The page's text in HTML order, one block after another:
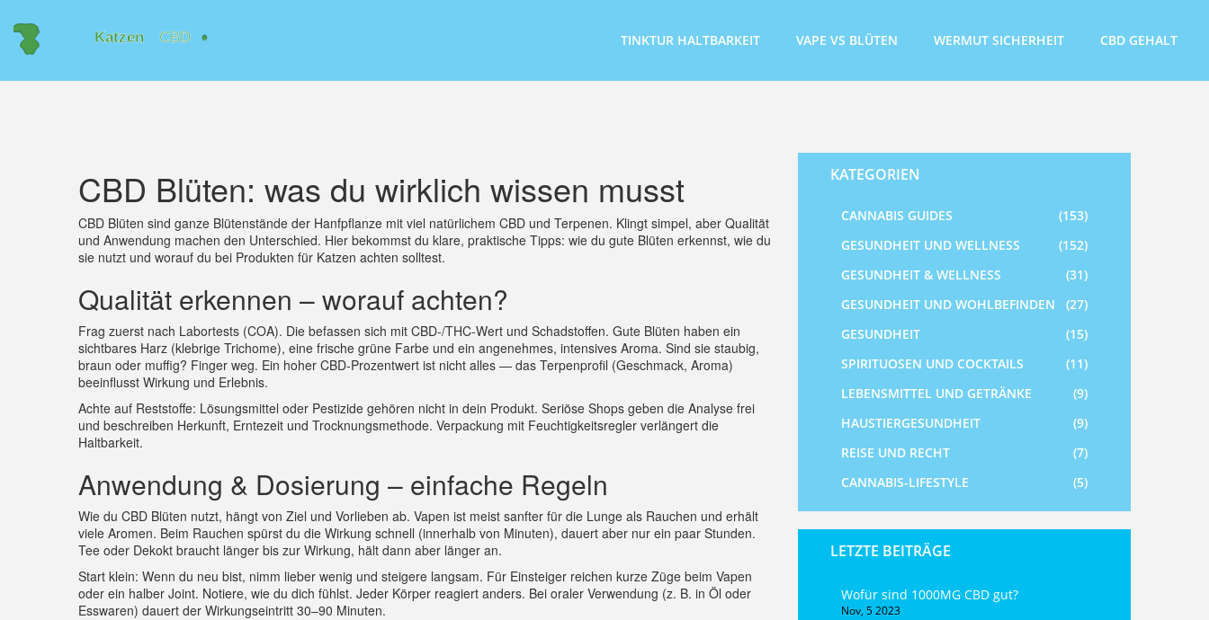
TINKTUR HALTBARKEIT VAPE VS BLÜTEN WERMUT SICHERHEIT CBD GEHALT
CBD Blüten: was du wirklich wissen musst
CBD Blüten sind ganze Blütenstände der Hanfpflanze mit viel natürlichem CBD und Terpenen. Klingt simpel, aber Qualität
und Anwendung machen den Unterschied. Hier bekommst du klare, praktische Tipps: wie du gute Blüten erkennst, wie du
sie nutzt und worauf du bei Produkten für Katzen achten solltest.
Qualität erkennen – worauf achten?
Frag zuerst nach Labor­tests (COA). Die befassen sich mit CBD‑/THC‑Wert und Schadstoffen. Gute Blüten haben ein
sichtbares Harz (klebrige Trichome), eine frische grüne Farbe und ein angenehmes, intensives Aroma. Sind sie staubig,
braun oder muffig? Finger weg. Ein hoher CBD‑Prozentwert ist nicht alles — das Terpenprofil (Geschmack, Aroma)
beeinflusst Wirkung und Erlebnis.
Achte auf Reststoffe: Lösungsmittel oder Pestizide gehören nicht in dein Produkt. Seriöse Shops geben die Analyse frei
und beschreiben Herkunft, Erntezeit und Trocknungsmethode. Verpackung mit Feuchtigkeitsregler verlängert die
Haltbarkeit.
Anwendung & Dosierung – einfache Regeln
Wie du CBD Blüten nutzt, hängt von Ziel und Vorlieben ab. Vapen ist meist sanfter für die Lunge als Rauchen und erhält
viele Aromen. Beim Rauchen spürst du die Wirkung schnell (innerhalb von Minuten), dauert aber nur ein paar Stunden.
Tee oder Dekokt braucht länger bis zur Wirkung, hält dann aber länger an.
Start klein: Wenn du neu bist, nimm lieber wenig und steigere langsam. Für Einsteiger reichen kurze Züge beim Vapen
oder ein halber Joint. Notiere, wie du dich fühlst. Jeder Körper reagiert anders. Bei oraler Verwendung (z. B. in Öl oder
Esswaren) dauert der Wirkungseintritt 30–90 Minuten.
KATEGORIEN
CANNABIS GUIDES
(153)
GESUNDHEIT UND WELLNESS
(152)
GESUNDHEIT & WELLNESS
(31)
GESUNDHEIT UND WOHLBEFINDEN
(27)
GESUNDHEIT
(15)
SPIRITUOSEN UND COCKTAILS
(11)
LEBENSMITTEL UND GETRÄNKE
(9)
HAUSTIERGESUNDHEIT
(9)
REISE UND RECHT
(7)
CANNABIS-LIFESTYLE
(5)
LETZTE BEITRÄGE
Wofür sind 1000MG CBD gut?
Nov, 5 2023